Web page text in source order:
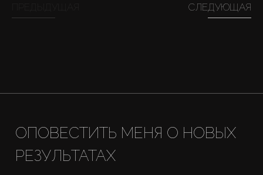
СЛЕДУЮЩАЯ
ОПОВЕСТИТЬ МЕНЯ О НОВЫХ
РЕЗУЛЬТАТАХ